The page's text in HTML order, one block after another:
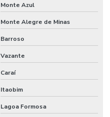
Monte Azul
Monte Alegre de Minas
Barroso
Vazante
Caraí
Itaobim
Lagoa Formosa